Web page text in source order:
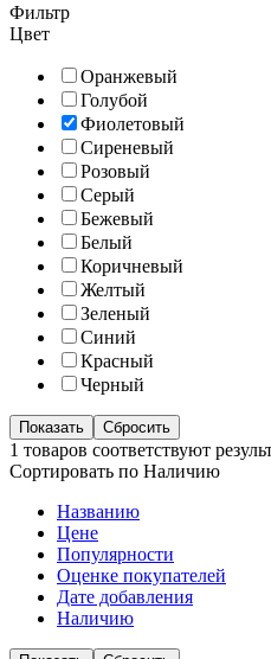
Фильтр
Цвет
Оранжевый
Голубой
Фиолетовый
Сиреневый
Розовый
Серый
Бежевый
Белый
Коричневый
Желтый
Зеленый
Синий
Красный
Черный
1 товаров соответствуют
Сортировать по Наличию
Названию
Цене
Популярности
Оценке покупателей
Дате добавления
Наличию